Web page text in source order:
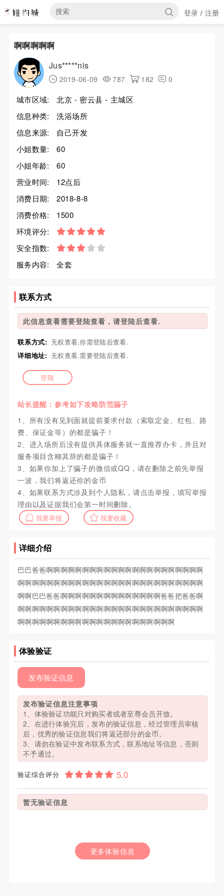
登录 / 注册
啊啊啊啊啊
Jus*****nis
2019-06-09 787 182 0
城市区域:
北京 - 密云县 - 主城区
信息种类:
洗浴场所
信息来源:
自己开发
小姐数量:
60
小姐年龄:
60
营业时间:
12点后
消费日期:
2018-8-8
消费价格:
1500
环境评分:
安全指数:
服务内容:
全套
联系方式
此信息查看需要登陆查看，请登陆后查看.
联系方式: 无权查看,你需登陆后查看.
详细地址: 无权查看,需要登陆后查看.
登陆
站长提醒：参考如下攻略防范骗子
1、所有没有见到面就提前要求付款（索取定金、红包、路
费、保证金等）的都是骗子！
2、进入场所后没有提供具体服务就一直推荐办卡，并且对
服务项目含糊其辞的都是骗子！
3、如果你加上了骗子的微信或QQ，请在删除之前先举报
一波，我们将返还你的金币
4、如果联系方式涉及到个人隐私，请点击举报，填写举报
理由以及证据我们会第一时间删除。
我要举报 我要收藏
详细介绍
巴巴爸爸啊啊啊啊啊啊啊啊啊啊啊啊啊啊啊啊啊啊啊啊啊啊
啊啊啊啊啊啊啊啊啊啊啊啊啊啊啊啊啊啊啊啊啊啊啊啊啊啊
啊啊巴巴爸爸啊啊啊啊啊啊啊啊啊啊啊啊啊啊爸爸把爸爸啊
啊啊啊啊啊啊啊啊啊啊啊啊啊啊啊啊啊啊啊啊啊啊啊啊啊啊
啊啊啊啊啊啊啊啊啊啊啊啊啊啊啊啊啊啊啊啊啊啊
体验验证
发布验证信息
发布验证信息注意事项
1、体验验证功能只对购买者或者至尊会员开放。
2、在进行体验完后，发布的验证信息，经过管理员审核
后，优秀的验证信息我们将返还部分的金币。
3、请勿在验证中发布联系方式，联系地址等信息，否则
不予通过。
验证综合评分
暂无验证信息
更多体验信息